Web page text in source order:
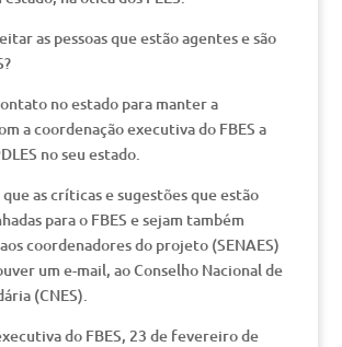
as pessoas que estão agentes e são
no estado para manter a
a coordenação executiva do FBES a
no seu estado.
as críticas e sugestões que estão
para o FBES e sejam também
coordenadores do projeto (SENAES)
um e-mail, ao Conselho Nacional de
(CNES).
do FBES, 23 de fevereiro de